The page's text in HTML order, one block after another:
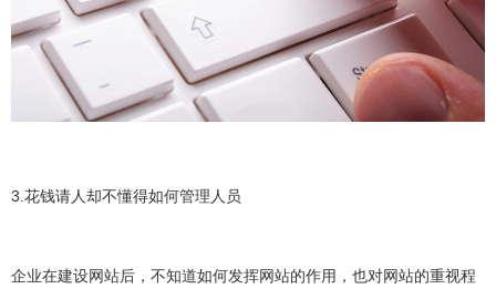
3.花钱请人却不懂得如何管理人员
企业在建设网站后，不知道如何发挥网站的作用，也对网站的重视程